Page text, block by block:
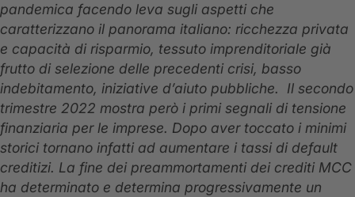
pandemica facendo leva sugli aspetti che
caratterizzano il panorama italiano: ricchezza privata
e capacità di risparmio, tessuto imprenditoriale già
frutto di selezione delle precedenti crisi, basso
indebitamento, iniziative d’aiuto pubbliche. Il secondo
trimestre 2022 mostra però i primi segnali di tensione
finanziaria per le imprese. Dopo aver toccato i minimi
storici tornano infatti ad aumentare i tassi di default
creditizi. La fine dei preammortamenti dei crediti MCC
ha determinato e determina progressivamente un